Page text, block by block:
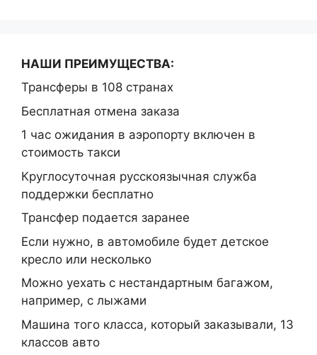
НАШИ ПРЕИМУЩЕСТВА:
Трансферы в 108 странах
Бесплатная отмена заказа
1 час ожидания в аэропорту включен в
стоимость такси
Круглосуточная русскоязычная служба
поддержки бесплатно
Трансфер подается заранее
Если нужно, в автомобиле будет детское
кресло или несколько
Можно уехать с нестандартным багажом,
например, с лыжами
Машина того класса, который заказывали, 13
классов авто